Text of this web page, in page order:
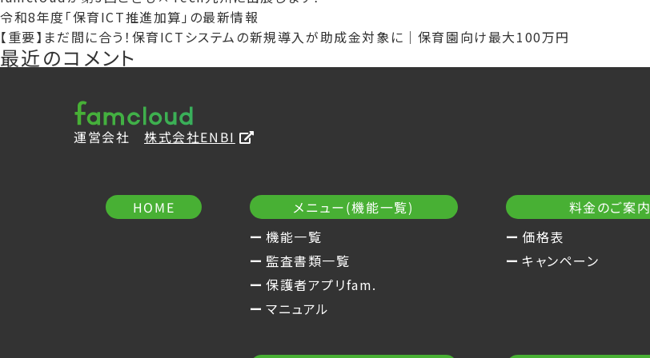
令和8年度「保育ICT推進加算」の最新情報
【重要】まだ間に合う！保育ICTシステムの新規導入が助成金対象に｜保育園向け最大100万円
最近のコメント
運営会社株式会社ENBI
HOME メニュー(機能一覧)
機能一覧
監査書類一覧
保護者アプリfam.
マニュアル
料金のご案内
価格表
キャンペーン